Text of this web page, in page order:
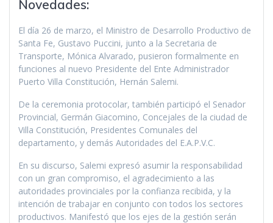
Novedades:
El día 26 de marzo, el Ministro de Desarrollo Productivo de
Santa Fe, Gustavo Puccini, junto a la Secretaria de
Transporte, Mónica Alvarado, pusieron formalmente en
funciones al nuevo Presidente del Ente Administrador
Puerto Villa Constitución, Hernán Salemi.
De la ceremonia protocolar, también participó el Senador
Provincial, Germán Giacomino, Concejales de la ciudad de
Villa Constitución, Presidentes Comunales del
departamento, y demás Autoridades del E.A.P.V.C.
En su discurso, Salemi expresó asumir la responsabilidad
con un gran compromiso, el agradecimiento a las
autoridades provinciales por la confianza recibida, y la
intención de trabajar en conjunto con todos los sectores
productivos. Manifestó que los ejes de la gestión serán